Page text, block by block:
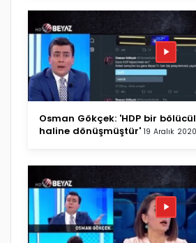
Osman Gökçek: 'HDP bir
haline dönüşmüştür' 19 Aralık